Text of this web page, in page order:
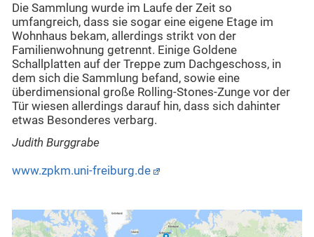
Die Sammlung wurde im Laufe der Zeit so
umfangreich, dass sie sogar eine eigene Etage im
Wohnhaus bekam, allerdings strikt von der
Familienwohnung getrennt. Einige Goldene
Schallplatten auf der Treppe zum Dachgeschoss, in
dem sich die Sammlung befand, sowie eine
überdimensional große Rolling-Stones-Zunge vor der
Tür wiesen allerdings darauf hin, dass sich dahinter
etwas Besonderes verbarg.
Judith Burggrabe
www.zpkm.uni-freiburg.de